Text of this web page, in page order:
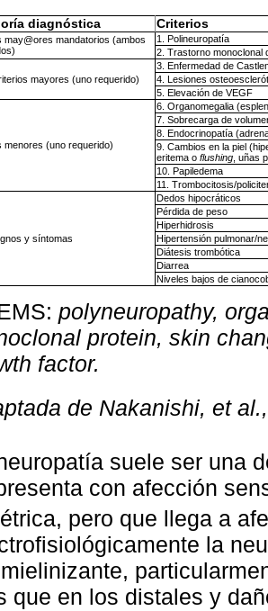
diagnóstica Criterios
may@ores mandatorios (ambos
1. Polineuropatía
2. Trastorno monoclonal
mayores (uno requerido)
3. Enfermedad de
4. Lesiones
5. Elevación de VEGF
menores (uno requerido)
6. Organomegalia
7. Sobrecarga de
8. Endocrinopatía
9. Cambios en la piel
eritema o flushing, uñas
10. Papiledema
11. Trombocitosis/
y síntomas
Dedos hipocráticos
Pérdida de peso
Hiperhidrosis
Hipertensión pulmonar/
Diátesis trombótica
Diarrea
Niveles bajos de
polyneuropathy,
protein, skin
factor.
de Nakanishi, et
suele ser una
con afección
pero que llega a
la
que en los distales y